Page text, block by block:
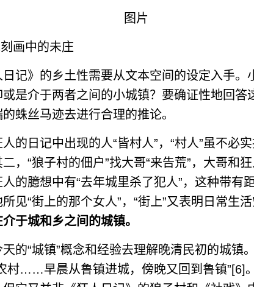
画中的未庄
》的乡土性需要从文本空间的设定入手。
是介于两者之间的小城镇？要确证性地回答
蛛丝马迹去进行合理的推论。
日记中出现的人“皆村人”，“村人”虽不必
，“狼子村的佃户”找大哥“来告荒”，大哥和
的臆想中有“去年城里杀了犯人”，这种带有
见“街上的那个女人”，“街上”又表明日常生
于城和乡之间的城镇。
“城镇”概念和经验去理解晚清民初的城镇
村……早晨从鲁镇进城，傍晚又回到鲁镇”[6]